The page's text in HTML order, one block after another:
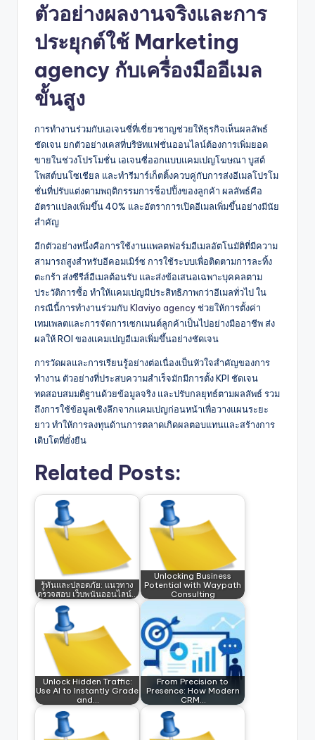
ตัวอย่างผลงานจริงและการ
ประยุกต์ใช้ Marketing
agency กับเครื่องมืออีเมล
ขั้นสูง
การทำงานร่วมกับเอเจนซี่ที่เชี่ยวชาญช่วยให้ธุรกิจเห็นผลลัพธ์
ชัดเจน ยกตัวอย่างเคสที่บริษัทแฟชั่นออนไลน์ต้องการเพิ่มยอด
ขายในช่วงโปรโมชั่น เอเจนซี่ออกแบบแคมเปญโฆษณา บูสต์
โพสต์บนโซเชียล และทำรีมาร์เก็ตติ้งควบคู่กับการส่งอีเมลโปรโม
ชั่นที่ปรับแต่งตามพฤติกรรมการช็อปปิ้งของลูกค้า ผลลัพธ์คือ
อัตราแปลงเพิ่มขึ้น 40% และอัตราการเปิดอีเมลเพิ่มขึ้นอย่างมีนัย
สำคัญ
อีกตัวอย่างหนึ่งคือการใช้งานแพลตฟอร์มอีเมลอัตโนมัติที่มีความ
สามารถสูงสำหรับอีคอมเมิร์ซ การใช้ระบบเพื่อติดตามการละทิ้ง
ตะกร้า ส่งซีรีส์อีเมลต้อนรับ และส่งข้อเสนอเฉพาะบุคคลตาม
ประวัติการซื้อ ทำให้แคมเปญมีประสิทธิภาพกว่าอีเมลทั่วไป ใน
กรณีนี้การทำงานร่วมกับKlaviyo agencyช่วยให้การตั้งค่า
เทมเพลตและการจัดการเซกเมนต์ลูกค้าเป็นไปอย่างมืออาชีพ ส่ง
ผลให้ ROI ของแคมเปญอีเมลเพิ่มขึ้นอย่างชัดเจน
การวัดผลและการเรียนรู้อย่างต่อเนื่องเป็นหัวใจสำคัญของการ
ทำงาน ตัวอย่างที่ประสบความสำเร็จมักมีการตั้ง KPI ชัดเจน
ทดสอบสมมติฐานด้วยข้อมูลจริง และปรับกลยุทธ์ตามผลลัพธ์ รวม
ถึงการใช้ข้อมูลเชิงลึกจากแคมเปญก่อนหน้าเพื่อวางแผนระยะ
ยาว ทำให้การลงทุนด้านการตลาดเกิดผลตอบแทนและสร้างการ
เติบโตที่ยั่งยืน
Related Posts:
รู้ทันและปลอดภัย: แนวทาง
ตรวจสอบ เว็บพนันออนไลน์…
Unlocking Business
Potential with Waypath
Consulting
Unlock Hidden Traffic:
Use AI to Instantly Grade
and…
From Precision to
Presence: How Modern
CRM…